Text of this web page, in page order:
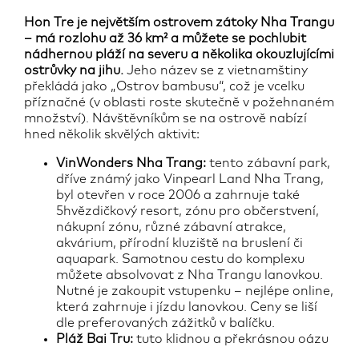
Hon Tre je největším ostrovem zátoky Nha Trangu
– má rozlohu až 36 km² a můžete se pochlubit
nádhernou pláží na severu a několika okouzlujícími
ostrůvky na jihu. Jeho název se z vietnamštiny
překládá jako „Ostrov bambusu“, což je vcelku
příznačné (v oblasti roste skutečně v požehnaném
množství). Návštěvníkům se na ostrově nabízí
hned několik skvělých aktivit:
VinWonders Nha Trang: tento zábavní park,
dříve známý jako Vinpearl Land Nha Trang,
byl otevřen v roce 2006 a zahrnuje také
5hvězdičkový resort, zónu pro občerstvení,
nákupní zónu, různé zábavní atrakce,
akvárium, přírodní kluziště na bruslení či
aquapark. Samotnou cestu do komplexu
můžete absolvovat z Nha Trangu lanovkou.
Nutné je zakoupit vstupenku – nejlépe online,
která zahrnuje i jízdu lanovkou. Ceny se liší
dle preferovaných zážitků v balíčku.
Pláž Bai Tru: tuto klidnou a překrásnou oázu